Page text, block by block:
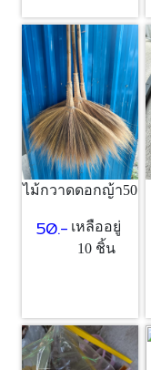
ไม้กวาดดอกญ้า50
50.- เหลืออยู่
10 ชิ้น